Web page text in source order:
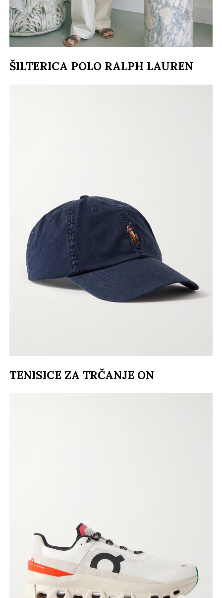
ŠILTERICA POLO RALPH LAUREN
TENISICE ZA TRČANJE ON